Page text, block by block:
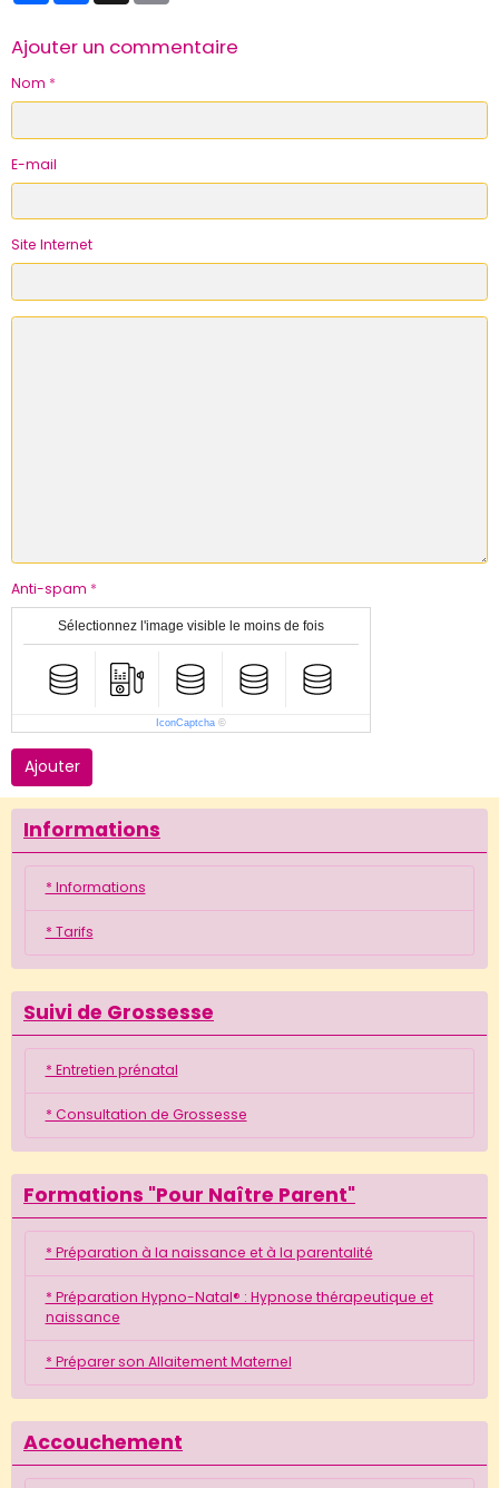
Ajouter un commentaire
Nom
E-mail
Site Internet
Anti-spam
Sélectionnez l'image visible le moins de fois
IconCaptcha ©
Ajouter
Informations
* Informations
* Tarifs
Suivi de Grossesse
* Entretien prénatal
* Consultation de Grossesse
Formations "Pour Naître Parent"
* Préparation à la naissance et à la parentalité
* Préparation Hypno-Natal® : Hypnose thérapeutique et
naissance
* Préparer son Allaitement Maternel
Accouchement